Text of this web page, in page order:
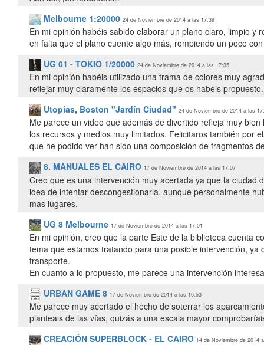
Melbourne 1:20000 24 de Noviembre de 2014 a las 17:39
En mi opinión habéis sabido elaborar un plano claro, limpio
en falta que el plano cuente algo más, rompiendo un poco
UG 01 - TOKIO 1/20000 24 de Noviembre de 2014 a las 17:35
En mi opinión habéis utilizado una trama de colores muy
reflejar muy claramente los espacios que os habéis propuesto.
Utopias, Boston "Jardín Ciudad" 24 de Noviembre de 2014 a las
Me parece un video que además de divertido refleja muy
los recursos y medios muy limitados. Felicitaros también por
que he podido ver han sido una composición de fragmentos
8. MANUALES EL CAIRO 17 de Noviembre de 2014 a las 17:07
Creo que es una intervención muy acertada ya que la
idea de intentar descongestionarla, aunque personalmente
mas lugares.
UG 8 Melbourne 17 de Noviembre de 2014 a las 17:01
En mi opinión, creo que la parte Este de la biblioteca cuenta
tema que estamos tratando para una posible intervención,
transporte.
En cuanto a lo propuesto, me parece una intervención
URBAN GAME 8 17 de Noviembre de 2014 a las 16:53
Me parece muy acertado el hecho de soterrar los
planteais de las vías, quizás a una escala mayor
CREACIÓN SUPERBLOCK - EL CAIRO 14 de Noviembre de 2014